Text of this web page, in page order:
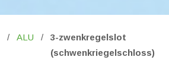
/ ALU / 3-zwenkregelslot
(schwenkriegelschloss)